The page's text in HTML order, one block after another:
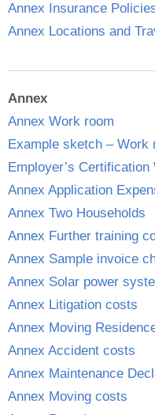
Annex Insurance
Annex Locations and
Annex
Annex Work room
Example sketch – Work
Employer’s Certification
Annex Application
Annex Two Households
Annex Further training
Annex Sample invoice
Annex Solar power
Annex Litigation costs
Annex Moving
Annex Accident costs
Annex Maintenance
Annex Moving costs